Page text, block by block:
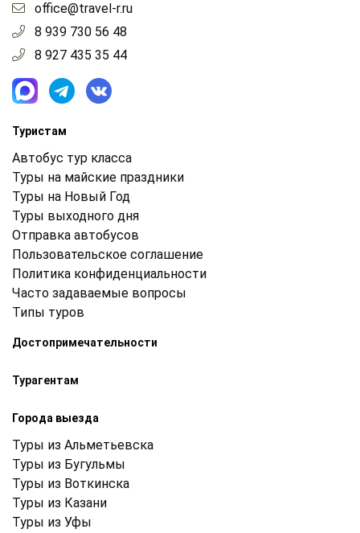
office@travel-r.ru
8 939 730 56 48
8 927 435 35 44
Туристам
Автобус тур класса
Туры на майские праздники
Туры на Новый Год
Туры выходного дня
Отправка автобусов
Пользовательское соглашение
Политика конфиденциальности
Часто задаваемые вопросы
Типы туров
Достопримечательности
Турагентам
Города выезда
Туры из Альметьевска
Туры из Бугульмы
Туры из Воткинска
Туры из Казани
Туры из Уфы